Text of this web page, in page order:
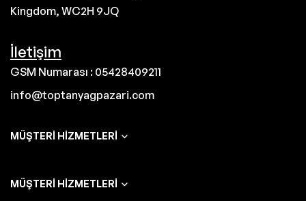
Kingdom, WC2H 9JQ
İletişim
GSM Numarası : 05428409211
info@toptanyagpazari.com
MÜŞTERI HIZMETLERI
MÜŞTERI HIZMETLERI